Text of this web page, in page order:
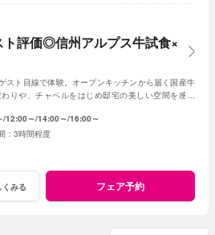
ト評価◎信州アルプス牛試食×
スト目線で体験。オープンキッチンから届く国産牛
りや、チャペルをはじめ邸宅の美しい空間を感じ
12:00～ 14:00～ 16:00～
3時間程度
くみる フェア予約